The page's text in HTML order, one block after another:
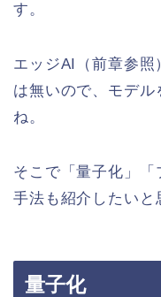
す。
エッジAI（前章参照
は無いので、モデ
ね。
そこで「量子化」
手法も紹介したいと
量子化